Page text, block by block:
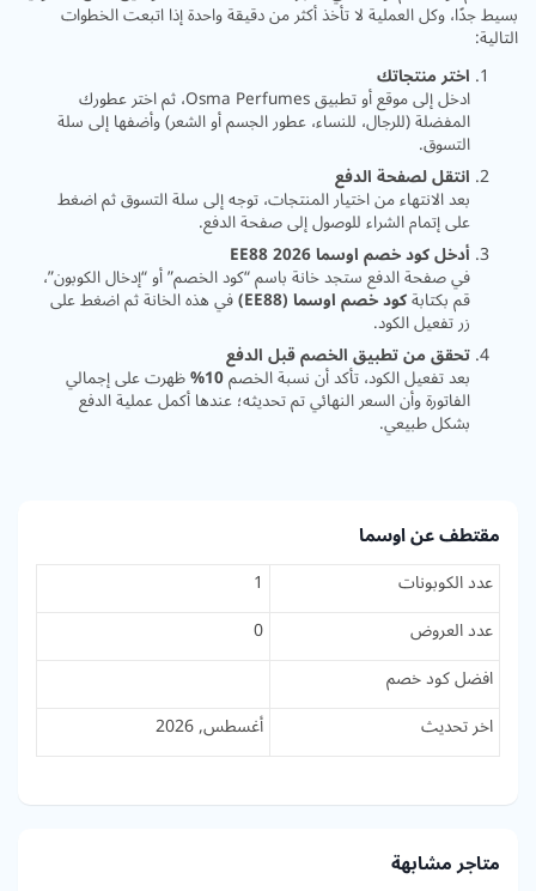
بسيط جدًا، وكل العملية لا تأخذ أكثر من دقيقة واحدة إذا اتبعت الخطوات
التالية:
اختر منتجاتك
ادخل إلى موقع أو تطبيق Osma Perfumes، ثم اختر عطورك
المفضلة (للرجال، للنساء، عطور الجسم أو الشعر) وأضفها إلى سلة
التسوق.
انتقل لصفحة الدفع
بعد الانتهاء من اختيار المنتجات، توجه إلى سلة التسوق ثم اضغط
على إتمام الشراء للوصول إلى صفحة الدفع.
أدخل كود خصم اوسما 2026 EE88
في صفحة الدفع ستجد خانة باسم “كود الخصم” أو “إدخال الكوبون”،
قم بكتابةكود خصم اوسما (EE88) في هذه الخانة ثم اضغط على
زر تفعيل الكود.
تحقق من تطبيق الخصم قبل الدفع
بعد تفعيل الكود، تأكد أن نسبة الخصم10% ظهرت على إجمالي
الفاتورة وأن السعر النهائي تم تحديثه؛ عندها أكمل عملية الدفع
بشكل طبيعي.
مقتطف عن اوسما
عدد الكوبونات
1
عدد العروض
0
افضل كود خصم
اخر تحديث
أغسطس, 2026
متاجر مشابهة